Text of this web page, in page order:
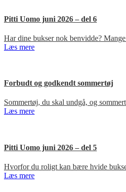
Pitti Uomo juni 2026 – del 6
Har dine bukser nok benvidde?
Læs mere
Forbudt og godkendt sommertøj
Sommertøj, du skal undgå, og
Læs mere
Pitti Uomo juni 2026 – del 5
Hvorfor du roligt kan bære hvide
Læs mere